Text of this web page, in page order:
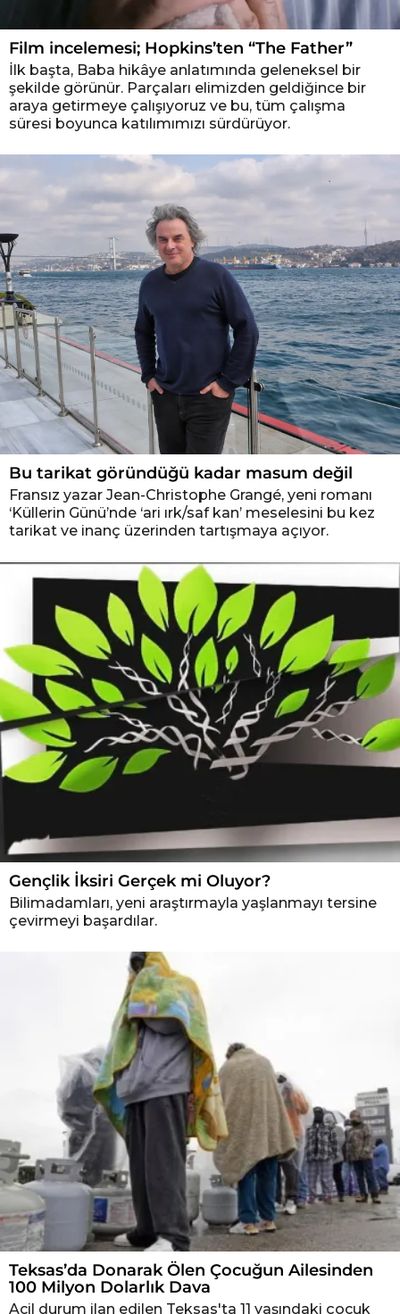
Film incelemesi; Hopkins’ten “The Father”
İlk başta, Baba hikâye anlatımında geleneksel bir
şekilde görünür. Parçaları elimizden geldiğince bir
araya getirmeye çalışıyoruz ve bu, tüm çalışma
süresi boyunca katılımımızı sürdürüyor.
Bu tarikat göründüğü kadar masum değil
Fransız yazar Jean-Christophe Grangé, yeni romanı
‘Küllerin Günü’nde ‘ari ırk/saf kan’ meselesini bu kez
tarikat ve inanç üzerinden tartışmaya açıyor.
Gençlik İksiri Gerçek mi Oluyor?
Bilimadamları, yeni araştırmayla yaşlanmayı tersine
çevirmeyi başardılar.
Teksas’da Donarak Ölen Çocuğun Ailesinden
100 Milyon Dolarlık Dava
Acil durum ilan edilen Teksas'ta 11 yaşındaki çocuk